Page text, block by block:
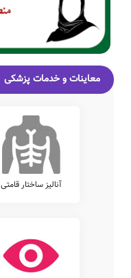
معاینات و خدمات پزشکی
آنالیز ساختار قامتی